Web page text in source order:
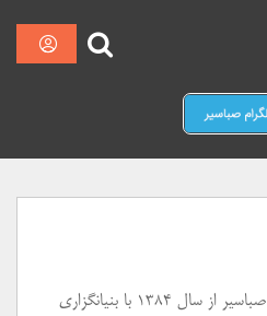
شرکت تعاونی خدمات گردشگری صباسیر از سال ۱۳۸۴ با بنیانگزاری